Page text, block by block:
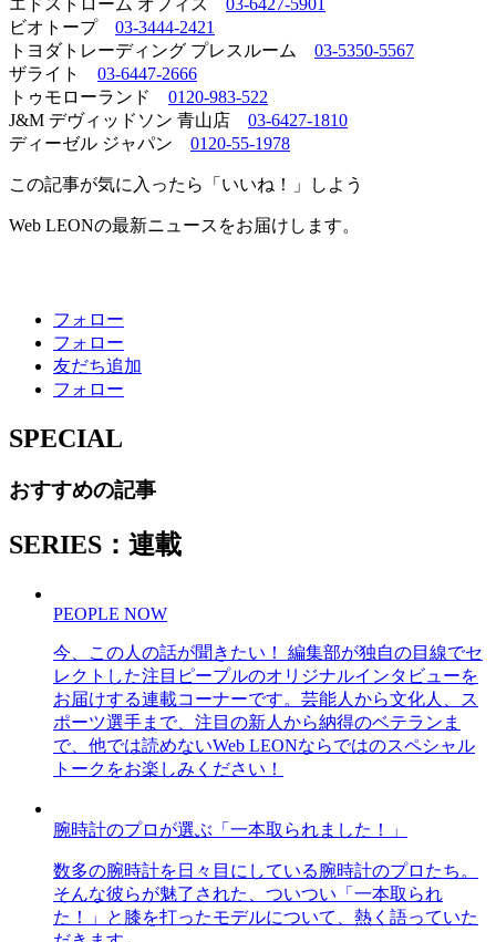
エドストローム オフィス 03-6427-5901
ビオトープ 03-3444-2421
トヨダトレーディング プレスルーム 03-5350-5567
ザライト 03-6447-2666
トゥモローランド 0120-983-522
J&M デヴィッドソン 青山店 03-6427-1810
ディーゼル ジャパン 0120-55-1978
この記事が気に入ったら「いいね！」しよう
Web LEONの最新ニュースをお届けします。
フォロー
フォロー
友だち追加
フォロー
SPECIAL
おすすめの記事
SERIES：連載
PEOPLE NOW
今、この人の話が聞きたい！ 編集部が独自の目線でセ
レクトした注目ピープルのオリジナルインタビューを
お届けする連載コーナーです。芸能人から文化人、ス
ポーツ選手まで、注目の新人から納得のベテランま
で、他では読めないWeb LEONならではのスペシャル
トークをお楽しみください！
腕時計のプロが選ぶ「一本取られました！」
数多の腕時計を日々目にしている腕時計のプロたち。
そんな彼らが魅了された、ついつい「一本取られ
た！」と膝を打ったモデルについて、熱く語っていた